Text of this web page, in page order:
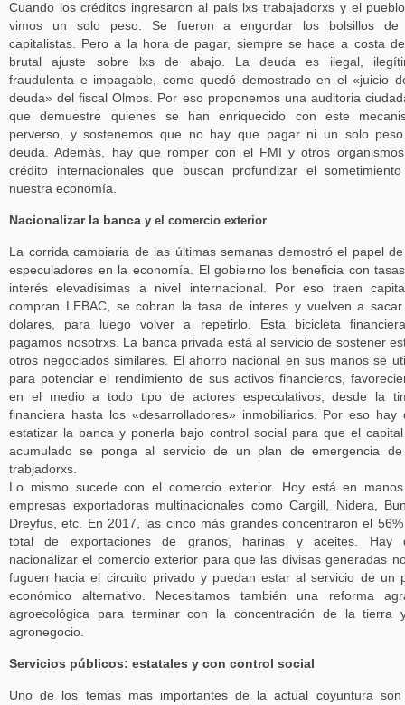
Cuando los créditos ingresaron al país lxs trabajadorxs y el
vimos un solo peso. Se fueron a engordar los bolsillos de
capitalistas. Pero a la hora de pagar, siempre se hace a costa
brutal ajuste sobre lxs de abajo. La deuda es ilegal,
fraudulenta e impagable, como quedó demostrado en el «juicio
deuda» del fiscal Olmos. Por eso proponemos una auditoria
que demuestre quienes se han enriquecido con este
perverso, y sostenemos que no hay que pagar ni un solo
deuda. Además, hay que romper con el FMI y otros
crédito internacionales que buscan profundizar el
nuestra economía.
Nacionalizar la banca y el comercio exterior
La corrida cambiaria de las últimas semanas demostró el papel
especuladores en la economía. El gobierno los beneficia con
interés elevadisimas a nivel internacional. Por eso traen
compran LEBAC, se cobran la tasa de interes y vuelven a
dolares, para luego volver a repetirlo. Esta bicicleta
pagamos nosotrxs. La banca privada está al servicio de sostener
otros negociados similares. El ahorro nacional en sus manos se
para potenciar el rendimiento de sus activos financieros,
en el medio a todo tipo de actores especulativos, desde la
financiera hasta los «desarrolladores» inmobiliarios. Por eso hay
estatizar la banca y ponerla bajo control social para que el
acumulado se ponga al servicio de un plan de emergencia
trabjadorxs.
Lo mismo sucede con el comercio exterior. Hoy está en
empresas exportadoras multinacionales como Cargill, Nidera,
Dreyfus, etc. En 2017, las cinco más grandes concentraron el
total de exportaciones de granos, harinas y aceites. Hay
nacionalizar el comercio exterior para que las divisas generadas
fuguen hacia el circuito privado y puedan estar al servicio de un
económico alternativo. Necesitamos también una reforma
agroecológica para terminar con la concentración de la tierra
agronegocio.
Servicios públicos: estatales y con control social
Uno de los temas mas importantes de la actual coyuntura son